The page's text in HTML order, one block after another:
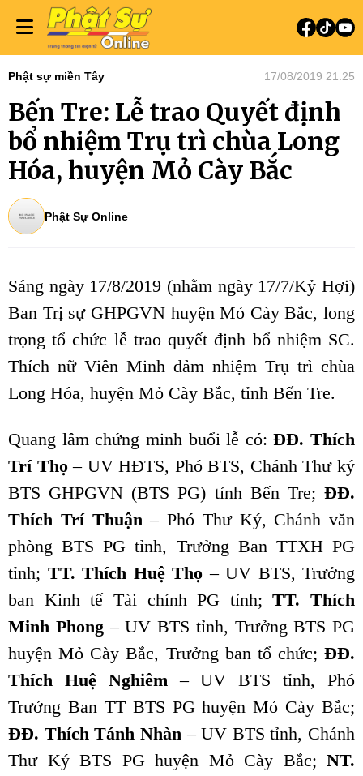
Phật sự miền Tây 17/08/2019 21:25
Bến Tre: Lễ trao Quyết định
bổ nhiệm Trụ trì chùa Long
Hóa, huyện Mỏ Cày Bắc
Phật Sự Online
Sáng ngày 17/8/2019 (nhằm ngày 17/7/Kỷ Hợi)
Ban Trị sự GHPGVN huyện Mỏ Cày Bắc, long
trọng tổ chức lễ trao quyết định bổ nhiệm SC.
Thích nữ Viên Minh đảm nhiệm Trụ trì chùa
Long Hóa, huyện Mỏ Cày Bắc, tỉnh Bến Tre.
Quang lâm chứng minh buổi lễ có: ĐĐ. Thích
Trí Thọ– UV HĐTS, Phó BTS, Chánh Thư ký
BTS GHPGVN (BTS PG) tỉnh Bến Tre; ĐĐ.
Thích Trí Thuận– Phó Thư Ký, Chánh văn
phòng BTS PG tỉnh, Trưởng Ban TTXH PG
tỉnh; TT. Thích Huệ Thọ – UV BTS, Trưởng
ban Kinh tế Tài chính PG tỉnh;TT. Thích
Minh Phong– UV BTS tỉnh, Trưởng BTS PG
huyện Mỏ Cày Bắc, Trưởng ban tổ chức; ĐĐ.
Thích Huệ Nghiêm– UV BTS tỉnh, Phó
Trưởng Ban TT BTS PG huyện Mỏ Cày Bắc;
ĐĐ. Thích Tánh Nhàn– UV BTS tỉnh, Chánh
Thư Ký BTS PG huyện Mỏ Cày Bắc; NT.